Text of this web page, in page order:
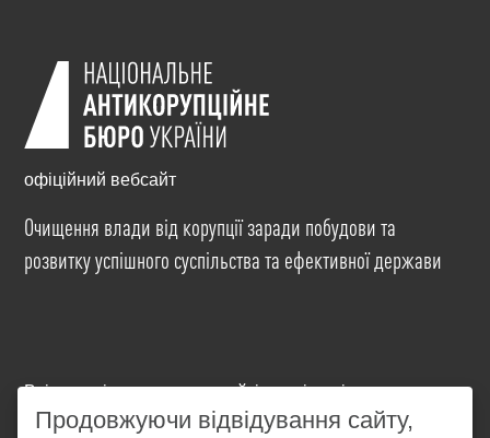
офіційний вебсайт
Очищення влади від корупції заради побудови та
розвитку успішного суспільства та ефективної держави
Всі матеріали на цьому сайті розміщені на умовах
ліцензіїCreative Commons Attribution-NonCommercial-
Продовжуючи відвідування сайту,